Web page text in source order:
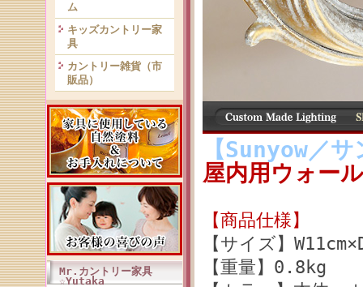
ム
キッズカントリー家
具
カントリー雑貨（市
販品）
Mr.カントリー家具
☆Yutaka
【Sunyow／
屋内用ウォー
【商品仕様】
【サイズ】
【重量】0.8kg